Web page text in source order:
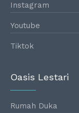
Instagram
Youtube
Tiktok
Oasis Lestari
Rumah Duka